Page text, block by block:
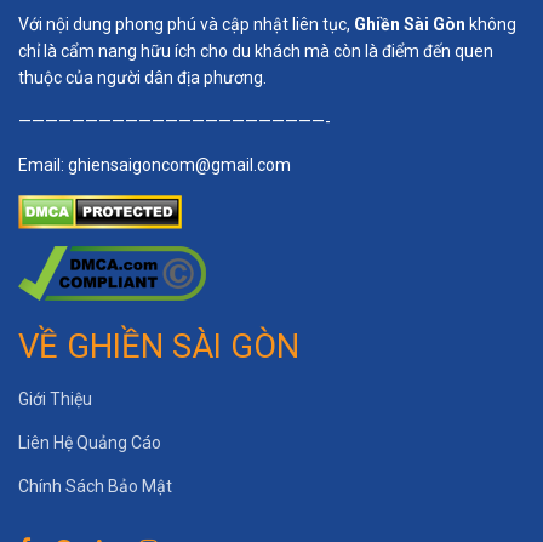
Với nội dung phong phú và cập nhật liên tục, Ghiền Sài Gòn không
chỉ là cẩm nang hữu ích cho du khách mà còn là điểm đến quen
thuộc của người dân địa phương.
———————————————————————-
Email: ghiensaigoncom@gmail.com
VỀ GHIỀN SÀI GÒN
Giới Thiệu
Liên Hệ Quảng Cáo
Chính Sách Bảo Mật